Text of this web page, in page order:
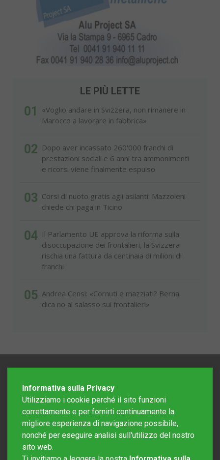
LE PIÙ LETTE
01
«Voglio andare in Svizzera, non rimanere in
Marocco a lavorare in fabbrica»
02 Dopo aver incassato 260'000 franchi di
prestazioni sociali e 6 anni tra ammonimenti
e ricorsi viene finalmente espulso
03 Corsi di nuoto gratis agli asilanti: Mazzoleni
chiede chi paga in Ticino
04 Il Parlamento UE approva la riforma sulla
disoccupazione dei frontalieri, la Svizzera
rischia una fattura da centinaia di milioni di
franchi
05 Andrea Censi: «Cornuti e mazziati? Berna
dica no al salasso sui frontalieri»
Informativa sulla Privacy
Utilizziamo i cookie perché il sito funzioni
correttamente e per fornirti continuamente la
migliore esperienza di navigazione possibile,
nonché per eseguire analisi sull'utilizzo del nostro
sito web.